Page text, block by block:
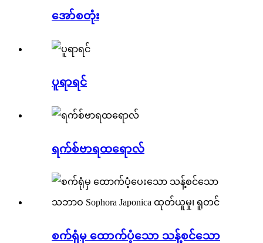
အော်စတုံး
ပူရာရင်
ရက်စ်ဗာရထရောလ်
စက်ရုံမှ ထောက်ပံ့သော သန့်စင်သော